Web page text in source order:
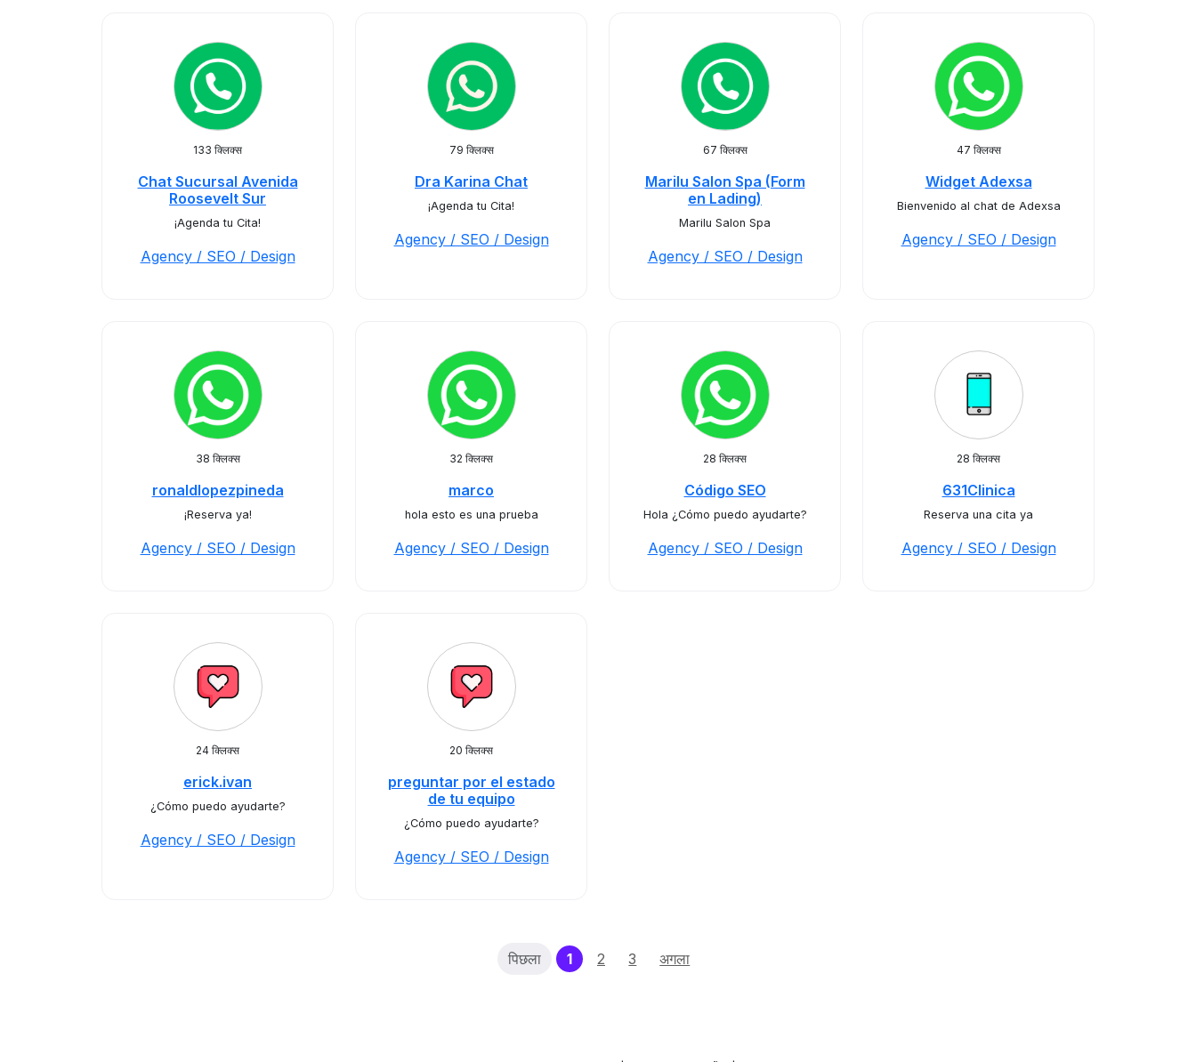
133 क्लिक्स
Chat Sucursal Avenida
Roosevelt Sur
¡Agenda tu Cita!
Agency / SEO / Design
79 क्लिक्स
Dra Karina Chat
¡Agenda tu Cita!
Agency / SEO / Design
67 क्लिक्स
Marilu Salon Spa (Form
en Lading)
Marilu Salon Spa
Agency / SEO / Design
47 क्लिक्स
Widget Adexsa
Bienvenido al chat de Adexsa
Agency / SEO / Design
38 क्लिक्स
ronaldlopezpineda
¡Reserva ya!
Agency / SEO / Design
32 क्लिक्स
marco
hola esto es una prueba
Agency / SEO / Design
28 क्लिक्स
Código SEO
Hola ¿Cómo puedo ayudarte?
Agency / SEO / Design
28 क्लिक्स
631Clinica
Reserva una cita ya
Agency / SEO / Design
24 क्लिक्स
erick.ivan
¿Cómo puedo ayudarte?
Agency / SEO / Design
20 क्लिक्स
preguntar por el estado
de tu equipo
¿Cómo puedo ayudarte?
Agency / SEO / Design
पिछला 1(current)
2 3 अगला